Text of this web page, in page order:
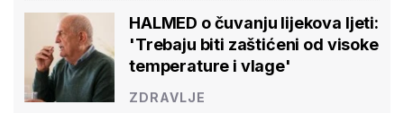
HALMED o čuvanju lijekova ljeti:
'Trebaju biti zaštićeni od visoke
temperature i vlage'
ZDRAVLJE